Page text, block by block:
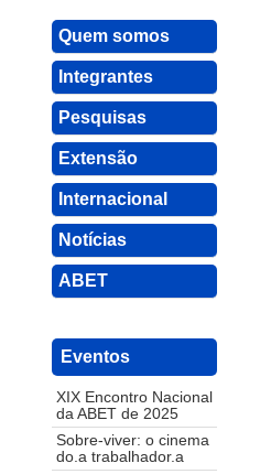
Quem somos
Integrantes
Pesquisas
Extensão
Internacional
Notícias
ABET
Eventos
XIX Encontro Nacional
da ABET de 2025
Sobre-viver: o cinema
do.a trabalhador.a